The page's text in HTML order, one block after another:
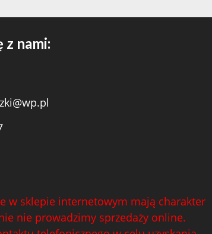
z nami:
w sklepie internetowym mają charakter
nie prowadzimy sprzedaży online.